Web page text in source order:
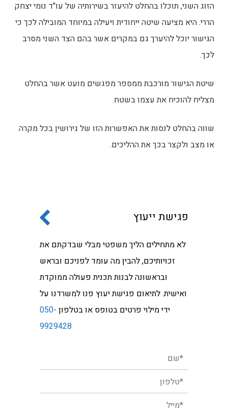
הזוג השני, תוכלו בהחלט להיעזר בשירותיה של עו"ד נומי יצחק
הררי. היא מציעה שיטה ייחודית ויעילה במיוחד המובילה לכך כי
הגישור יוכל להיערך גם במקרים אשר בהם הצד השני מסרב
לכך.
שיטת הגישור מורכבת ממספר מפגשים מועט אשר בהחלט
מצליח להוכיח את עצמו בשטח.
שווה בהחלט לנסות את האפשרות הזו של גירושין בכל מקרה
או מצב ולקצר בכך את ההליכים.
פגישת ייעוץ
לא מתחילים הליך משפטי מבלי שבדקתם את
זכויותיכם, להבין מה עומד לפניכם ובראש
ובראשונה לבנות תכנית פעולה ממוקדת
ואישית. לתיאום פגישת יעוץ פנו למשרדנו על
ידי מילוי פרטים בטופס או בטלפון 050-
9929428